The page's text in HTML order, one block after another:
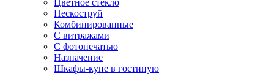
Цветное стекло
Пескоструй
Комбинированные
С витражами
С фотопечатью
Назначение
Шкафы-купе в гостиную